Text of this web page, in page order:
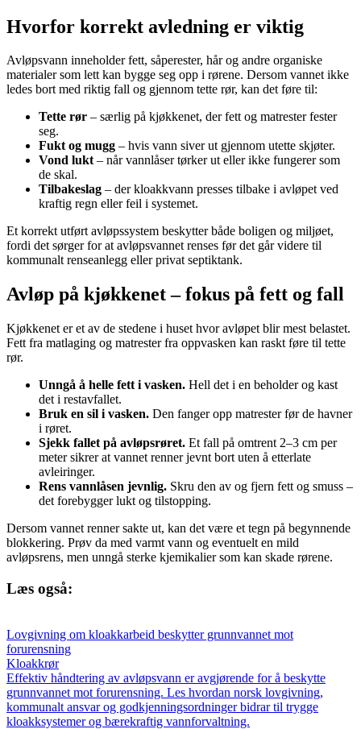
Hvorfor korrekt avledning er viktig
Avløpsvann inneholder fett, såperester, hår og andre organiske
materialer som lett kan bygge seg opp i rørene. Dersom vannet ikke
ledes bort med riktig fall og gjennom tette rør, kan det føre til:
Tette rør – særlig på kjøkkenet, der fett og matrester fester
seg.
Fukt og mugg – hvis vann siver ut gjennom utette skjøter.
Vond lukt– når vannlåser tørker ut eller ikke fungerer som
de skal.
Tilbakeslag – der kloakkvann presses tilbake i avløpet ved
kraftig regn eller feil i systemet.
Et korrekt utført avløpssystem beskytter både boligen og miljøet,
fordi det sørger for at avløpsvannet renses før det går videre til
kommunalt renseanlegg eller privat septiktank.
Avløp på kjøkkenet – fokus på fett og fall
Kjøkkenet er et av de stedene i huset hvor avløpet blir mest belastet.
Fett fra matlaging og matrester fra oppvasken kan raskt føre til tette
rør.
Unngå å helle fett i vasken. Hell det i en beholder og kast
det i restavfallet.
Bruk en sil i vasken. Den fanger opp matrester før de havner
i røret.
Sjekk fallet på avløpsrøret. Et fall på omtrent 2–3 cm per
meter sikrer at vannet renner jevnt bort uten å etterlate
avleiringer.
Rens vannlåsen jevnlig. Skru den av og fjern fett og smuss –
det forebygger lukt og tilstopping.
Dersom vannet renner sakte ut, kan det være et tegn på begynnende
blokkering. Prøv da med varmt vann og eventuelt en mild
avløpsrens, men unngå sterke kjemikalier som kan skade rørene.
Læs også:
Lovgivning om kloakkarbeid beskytter grunnvannet mot
forurensning
Kloakkrør
Effektiv håndtering av avløpsvann er avgjørende for å beskytte
grunnvannet mot forurensning. Les hvordan norsk lovgivning,
kommunalt ansvar og godkjenningsordninger bidrar til trygge
kloakksystemer og bærekraftig vannforvaltning.